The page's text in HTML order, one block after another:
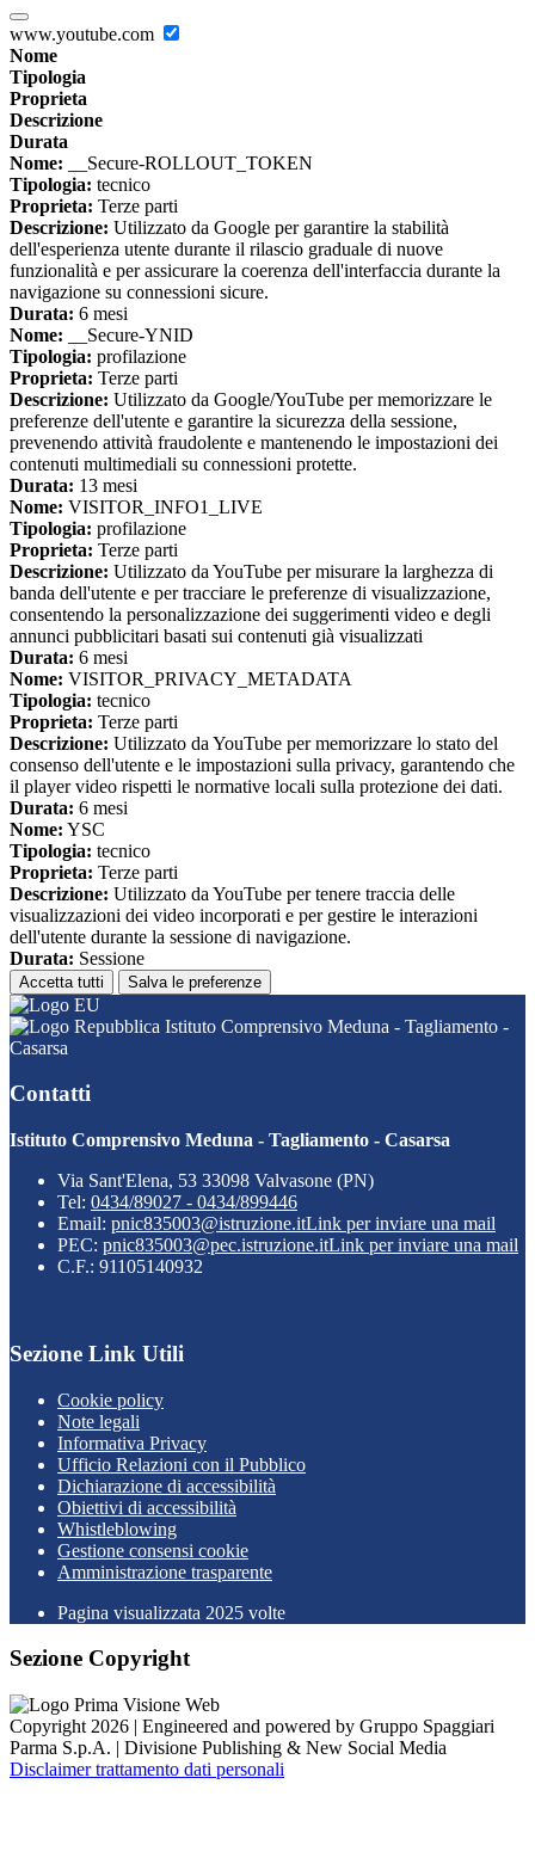
www.youtube.com
Nome
Tipologia
Proprieta
Descrizione
Durata
Nome: __Secure-ROLLOUT_TOKEN
Tipologia: tecnico
Proprieta: Terze parti
Descrizione: Utilizzato da Google per garantire la stabilità
dell'esperienza utente durante il rilascio graduale di nuove
funzionalità e per assicurare la coerenza dell'interfaccia durante la
navigazione su connessioni sicure.
Durata: 6 mesi
Nome: __Secure-YNID
Tipologia: profilazione
Proprieta: Terze parti
Descrizione: Utilizzato da Google/YouTube per memorizzare le
preferenze dell'utente e garantire la sicurezza della sessione,
prevenendo attività fraudolente e mantenendo le impostazioni dei
contenuti multimediali su connessioni protette.
Durata: 13 mesi
Nome: VISITOR_INFO1_LIVE
Tipologia: profilazione
Proprieta: Terze parti
Descrizione: Utilizzato da YouTube per misurare la larghezza di
banda dell'utente e per tracciare le preferenze di visualizzazione,
consentendo la personalizzazione dei suggerimenti video e degli
annunci pubblicitari basati sui contenuti già visualizzati
Durata: 6 mesi
Nome: VISITOR_PRIVACY_METADATA
Tipologia: tecnico
Proprieta: Terze parti
Descrizione: Utilizzato da YouTube per memorizzare lo stato del
consenso dell'utente e le impostazioni sulla privacy, garantendo che
il player video rispetti le normative locali sulla protezione dei dati.
Durata: 6 mesi
Nome: YSC
Tipologia: tecnico
Proprieta: Terze parti
Descrizione: Utilizzato da YouTube per tenere traccia delle
visualizzazioni dei video incorporati e per gestire le interazioni
dell'utente durante la sessione di navigazione.
Durata: Sessione
Accetta tutti Salva le preferenze
Istituto Comprensivo Meduna - Tagliamento -
Casarsa
Contatti
Istituto Comprensivo Meduna - Tagliamento - Casarsa
Via Sant'Elena, 53 33098 Valvasone (PN)
Tel: 0434/89027 - 0434/899446
Email: pnic835003@istruzione.itLink per inviare una mail
PEC: pnic835003@pec.istruzione.itLink per inviare una mail
C.F.: 91105140932
Sezione Link Utili
Cookie policy
Note legali
Informativa Privacy
Ufficio Relazioni con il Pubblico
Dichiarazione di accessibilità
Obiettivi di accessibilità
Whistleblowing
Gestione consensi cookie
Amministrazione trasparente
Pagina visualizzata 2025 volte
Sezione Copyright
Copyright 2026 | Engineered and powered by Gruppo Spaggiari
Parma S.p.A. | Divisione Publishing & New Social Media
Disclaimer trattamento dati personali